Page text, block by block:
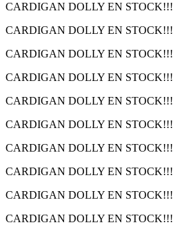
CARDIGAN DOLLY EN STOCK!!!
CARDIGAN DOLLY EN STOCK!!!
CARDIGAN DOLLY EN STOCK!!!
CARDIGAN DOLLY EN STOCK!!!
CARDIGAN DOLLY EN STOCK!!!
CARDIGAN DOLLY EN STOCK!!!
CARDIGAN DOLLY EN STOCK!!!
CARDIGAN DOLLY EN STOCK!!!
CARDIGAN DOLLY EN STOCK!!!
CARDIGAN DOLLY EN STOCK!!!